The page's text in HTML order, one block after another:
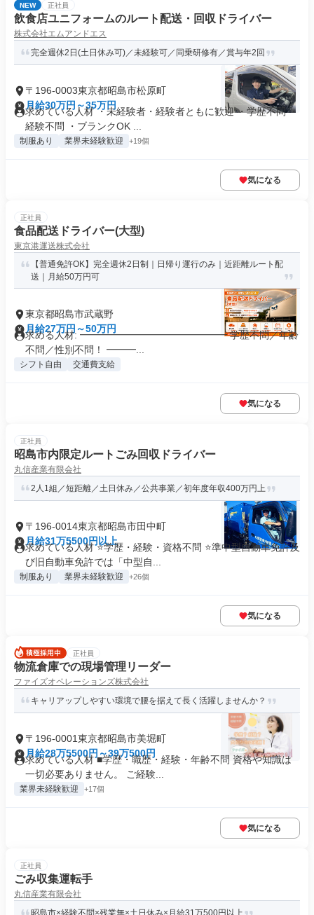
NEW 正社員
飲食店ユニフォームのルート配送・回収ドライバー
株式会社エムアンドエス
完全週休2日(土日休み可)／未経験可／同乗研修有／賞与年2回
〒196-0003東京都昭島市松原町
月給30万円～35万円
求めている人材 ・未経験者・経験者ともに歓迎 ・学歴不問 ・
経験不問 ・ブランクOK ...
制服あり 業界未経験歓迎 +19個
気になる
正社員
食品配送ドライバー(大型)
東京港運送株式会社
【普通免許OK】完全週休2日制｜日帰り運行のみ｜近距離ルート配
送｜月給50万円可
東京都昭島市武蔵野
月給27万円～50万円
求める人材: ━━━━━━━━━━━━━━━ 学歴不問／年齢
不問／性別不問！ ━━━...
シフト自由 交通費支給
気になる
正社員
昭島市内限定ルートごみ回収ドライバー
丸信産業有限会社
2人1組／短距離／土日休み／公共事業／初年度年収400万円上
〒196-0014東京都昭島市田中町
月給31万5500円以上
求めている人材 ⭐学歴・経験・資格不問 ⭐準中型自動車免許及
び旧自動車免許では「中型自...
制服あり 業界未経験歓迎 +26個
気になる
正社員
物流倉庫での現場管理リーダー
ファイズオペレーションズ株式会社
キャリアップしやすい環境で腰を据えて長く活躍しませんか？
〒196-0001東京都昭島市美堀町
月給28万5500円～39万500円
求めている人材 ■学歴・職歴・経験・年齢不問 資格や知識は
一切必要ありません。 ご経験...
業界未経験歓迎 +17個
気になる
正社員
ごみ収集運転手
丸信産業有限会社
昭島市×経験不問×残業無×土日休み×月給31万500円以上